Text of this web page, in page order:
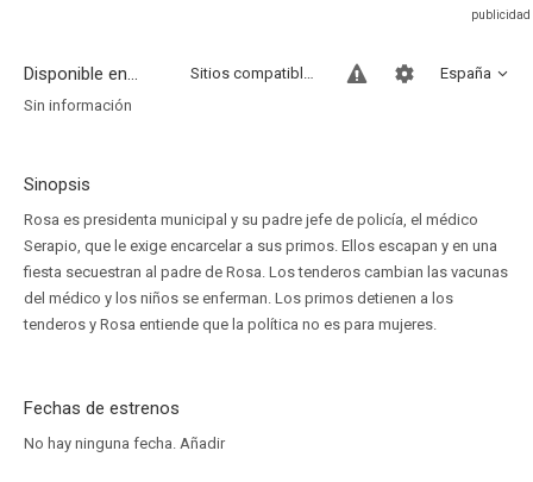
Disponible en... España
Sitios compatibles
Sin información
Sinopsis
Rosa es presidenta municipal y su padre jefe de policía, el médico
Serapio, que le exige encarcelar a sus primos. Ellos escapan y en una
fiesta secuestran al padre de Rosa. Los tenderos cambian las vacunas
del médico y los niños se enferman. Los primos detienen a los
tenderos y Rosa entiende que la política no es para mujeres.
Fechas de estrenos
No hay ninguna fecha. Añadir